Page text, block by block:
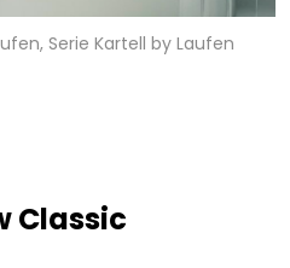
Serie Kartell by Laufen
Classic